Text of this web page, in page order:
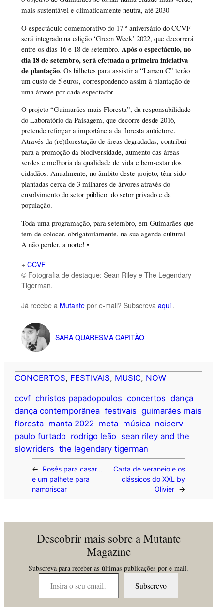
mais sustentável e climaticamente neutra, até 2030.
O espectáculo comemorativo do 17.º aniversário do CCVF
será integrado na edição ‘Green Week’ 2022, que decorrerá
entre os dias 16 e 18 de setembro. Após o espectáculo, no
dia 18 de setembro, será efetuada a primeira iniciativa
de plantação. Os bilhetes para assistir a “Larsen C” terão
um custo de 5 euros, correspondendo assim à plantação de
uma árvore por cada espectador.
O projeto “Guimarães mais Floresta”, da responsabilidade
do Laboratório da Paisagem, que decorre desde 2016,
pretende reforçar a importância da floresta autóctone.
Através da (re)florestação de áreas degradadas, contribui
para a promoção da biodiversidade, aumento das áreas
verdes e melhoria da qualidade de vida e bem-estar dos
cidadãos. Anualmente, no âmbito deste projeto, têm sido
plantadas cerca de 3 milhares de árvores através do
envolvimento do setor público, do setor privado e da
população.
Toda uma programação, para setembro, em Guimarães que
tem de colocar, obrigatoriamente, na sua agenda cultural.
A não perder, a norte! •
+ CCVF
© Fotografia de destaque: Sean Riley e The Legendary
Tigerman.
Já recebe a Mutantepor e-mail? Subscreva aqui .
SARA QUARESMA CAPITÃO
CONCERTOS, FESTIVAIS, MUSIC, NOW
ccvf christos papadopoulos concertos dança
dança contemporânea festivais guimarães mais
floresta manta 2022 meta música noiserv
paulo furtado rodrigo leão sean riley and the
slowriders the legendary tigerman
←
Rosés para casar…
e um palhete para
namoriscar
Carta de veraneio e os
clássicos do XXL by
Olivier
→
Descobrir mais sobre a Mutante
Magazine
Subscreva para receber as últimas publicações por e-mail.
Insira o seu email…
Subscrevo